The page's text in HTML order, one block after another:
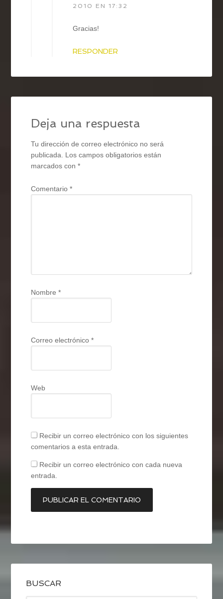
2010 EN 17:32
Gracias!
RESPONDER
Deja una respuesta
Tu dirección de correo electrónico no será
publicada.
Los campos obligatorios están
marcados con*
Comentario*
Nombre*
Correo electrónico*
Web
Recibir un correo electrónico con los siguientes
comentarios a esta entrada.
Recibir un correo electrónico con cada nueva
entrada.
BUSCAR